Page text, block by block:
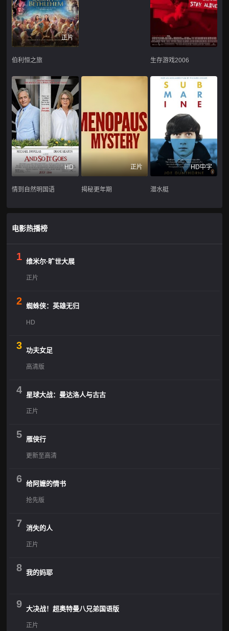
正片
伯利恒之旅 生存游戏2006
HD
情到自然明国语
正片
揭秘更年期
HD中字
潜水艇
电影热播榜
1 维米尔·旷世大展
正片
2 蜘蛛侠：英雄无归
HD
3 功夫女足
高清版
4 星球大战：曼达洛人与古古
正片
5 雁侠行
更新至高清
6 给阿嬷的情书
抢先版
7 消失的人
正片
8 我的妈耶
9 大决战！超奥特曼八兄弟国语版
正片